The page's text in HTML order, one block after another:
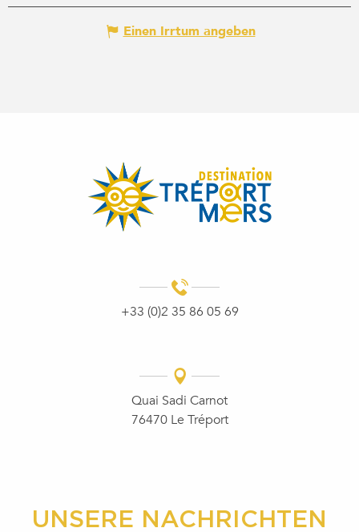
Einen Irrtum angeben
+33 (0)2 35 86 05 69
Quai Sadi Carnot
76470 Le Tréport
UNSERE NACHRICHTEN